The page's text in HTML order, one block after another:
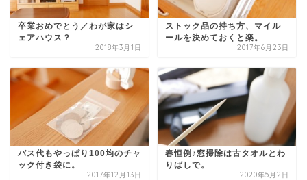
卒業おめでとう／わが家はシ
ェアハウス？
2018年3月1日
ストック品の持ち方、マイル
ールを決めておくと楽。
2017年6月23日
バス代もやっぱり100均のチャ
ック付き袋に。
2017年12月13日
春恒例♪窓掃除は古タオルとわ
りばしで。
2020年5月2日